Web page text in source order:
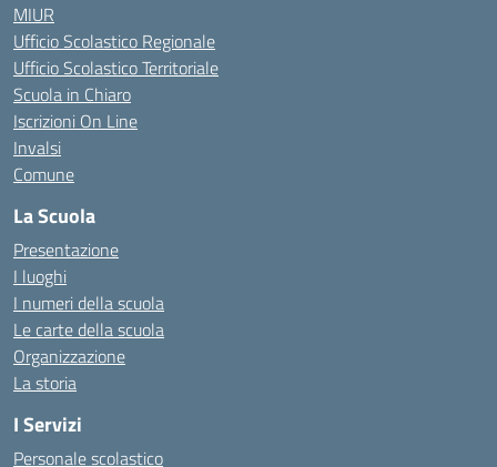
MIUR
Ufficio Scolastico Regionale
Ufficio Scolastico Territoriale
Scuola in Chiaro
Iscrizioni On Line
Invalsi
Comune
La Scuola
Presentazione
I luoghi
I numeri della scuola
Le carte della scuola
Organizzazione
La storia
I Servizi
Personale scolastico